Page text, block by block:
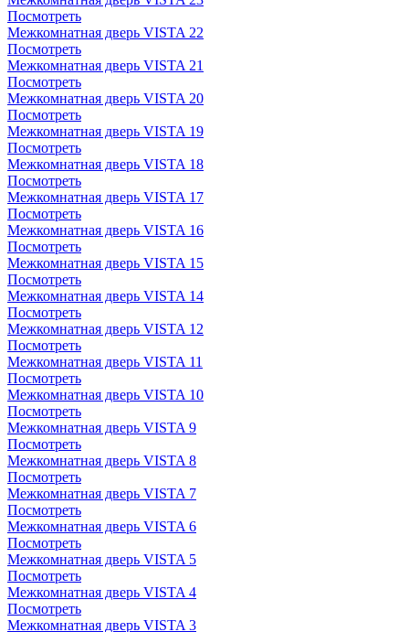
Посмотреть
Межкомнатная дверь VISTA 22
Посмотреть
Межкомнатная дверь VISTA 21
Посмотреть
Межкомнатная дверь VISTA 20
Посмотреть
Межкомнатная дверь VISTA 19
Посмотреть
Межкомнатная дверь VISTA 18
Посмотреть
Межкомнатная дверь VISTA 17
Посмотреть
Межкомнатная дверь VISTA 16
Посмотреть
Межкомнатная дверь VISTA 15
Посмотреть
Межкомнатная дверь VISTA 14
Посмотреть
Межкомнатная дверь VISTA 12
Посмотреть
Межкомнатная дверь VISTA 11
Посмотреть
Межкомнатная дверь VISTA 10
Посмотреть
Межкомнатная дверь VISTA 9
Посмотреть
Межкомнатная дверь VISTA 8
Посмотреть
Межкомнатная дверь VISTA 7
Посмотреть
Межкомнатная дверь VISTA 6
Посмотреть
Межкомнатная дверь VISTA 5
Посмотреть
Межкомнатная дверь VISTA 4
Посмотреть
Межкомнатная дверь VISTA 3